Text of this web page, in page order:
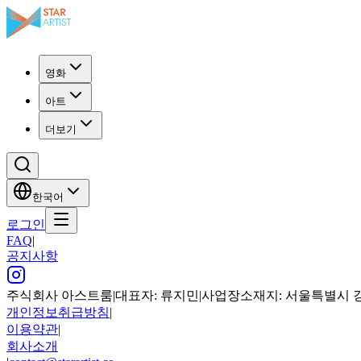
영화
아트
더보기
한국어
로그인
FAQ|
공지사항
주식회사 아스트룸|대표자: 류지민|사업장소재지: 서울특별시
개인정보취급방침|
이용약관|
회사소개